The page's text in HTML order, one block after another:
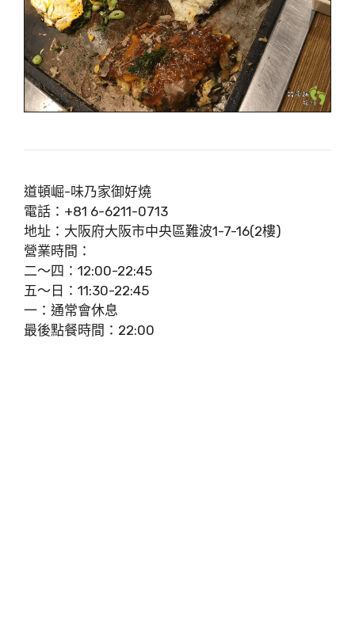
道頓崛-味乃家御好燒
電話：+81 6-6211-0713
地址：大阪府大阪市中央區難波1-7-16(2樓)
營業時間：
二～四：12:00-22:45
五～日：11:30-22:45
一：通常會休息
最後點餐時間：22:00